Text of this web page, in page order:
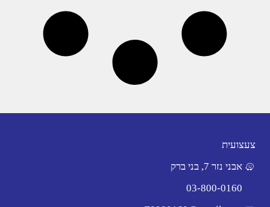
צעצועית
אבני נזר 7, בני ברק
03-800-0160